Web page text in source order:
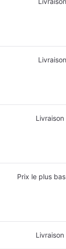
Prix le plus bas